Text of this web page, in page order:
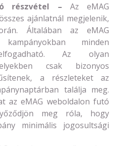
részvétel – Az eMAG
ajánlatnál megjelenik,
Általában az eMAG
minden
Az olyan
csak bizonyos
a részleteket az
találja meg.
az eMAG weboldalon futó
meg róla, hogy
minimális jogosultsági